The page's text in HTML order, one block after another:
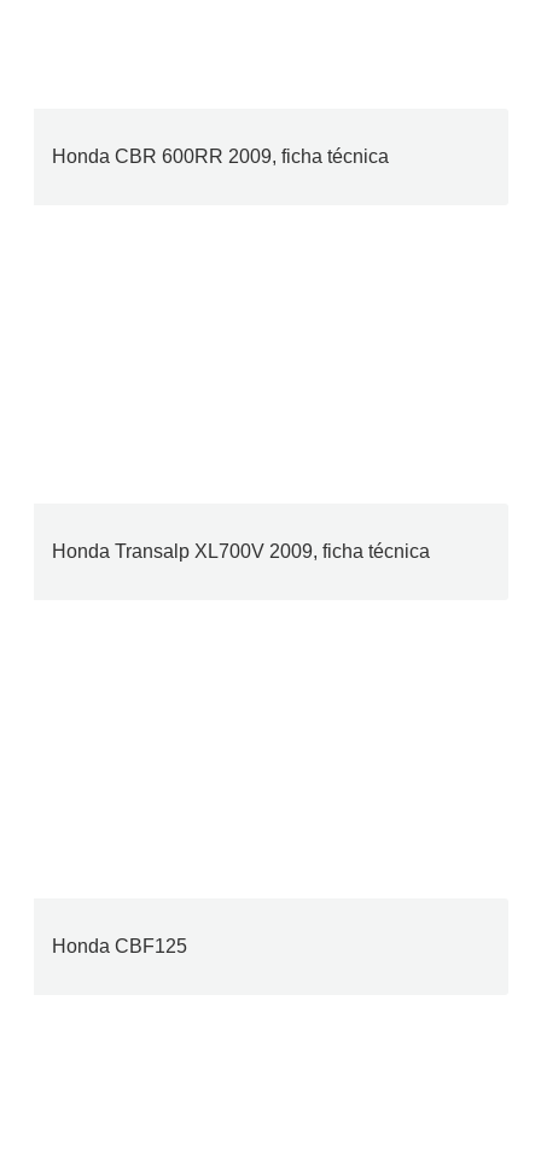
Honda CBR 600RR 2009, ficha técnica
Honda Transalp XL700V 2009, ficha técnica
Honda CBF125